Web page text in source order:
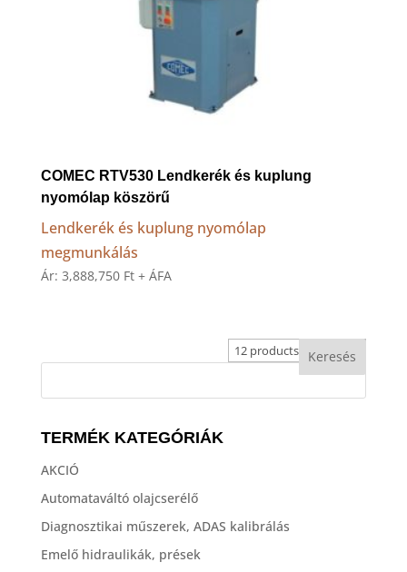
COMEC RTV530 Lendkerék és kuplung
nyomólap köszörű
Lendkerék és kuplung nyomólap
megmunkálás
Ár: 3,888,750 Ft + ÁFA
TERMÉK KATEGÓRIÁK
AKCIÓ
Automataváltó olajcserélő
Diagnosztikai műszerek, ADAS kalibrálás
Emelő hidraulikák, prések